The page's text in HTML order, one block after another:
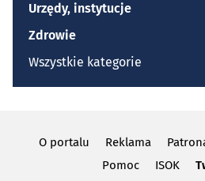
Urzędy, instytucje
Zdrowie
Wszystkie kategorie
O portalu Reklama
Pomoc
ISOK